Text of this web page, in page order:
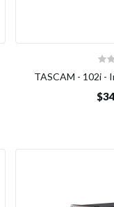
TASCAM - 102i -